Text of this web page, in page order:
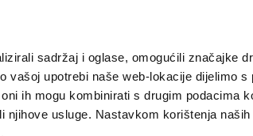
sadržaj i oglase, omogućili značajke
vašoj upotrebi naše web-lokacije dijelimo s
ih mogu kombinirati s drugim podacima
njihove usluge. Nastavkom korištenja
Ubytovanje Čo robiť?